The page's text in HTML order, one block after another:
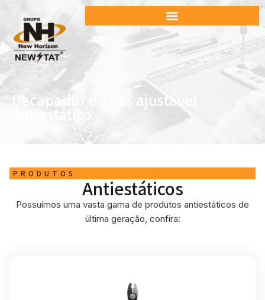
Decapador de fios ajustável
antiestático
PRODUTOS
Antiestáticos
Possuímos uma vasta gama de produtos antiestáticos de
última geração, confira: